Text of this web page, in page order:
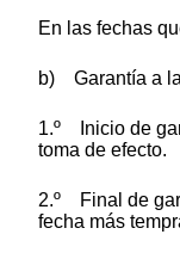
En las fechas
b) Garantía a
1.º Inicio de
toma de efecto.
2.º Final de
fecha más